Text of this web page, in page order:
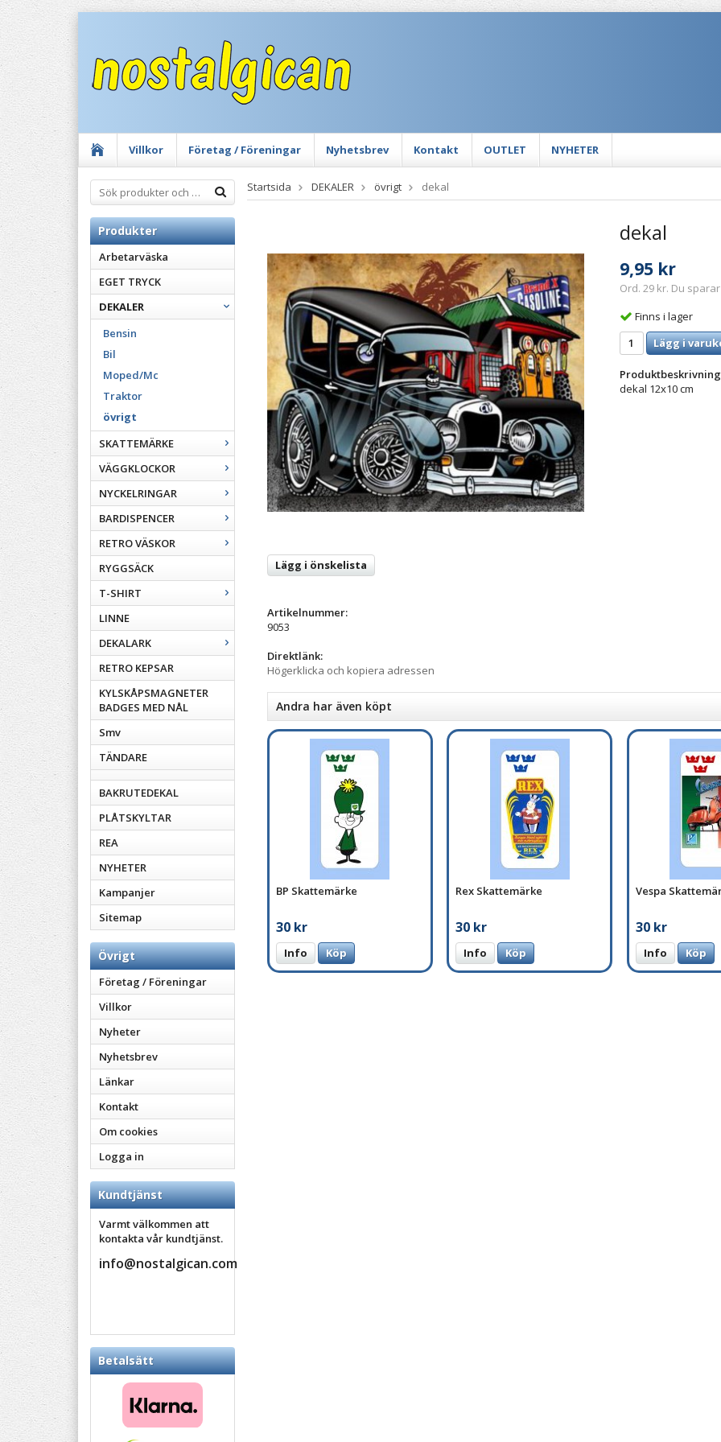
Villkor Företag / Föreningar Nyhetsbrev Kontakt OUTLET NYHETER
Produkter
Arbetarväska
EGET TRYCK
DEKALER
Bensin
Bil
Moped/Mc
Traktor
övrigt
SKATTEMÄRKE
VÄGGKLOCKOR
NYCKELRINGAR
BARDISPENCER
RETRO VÄSKOR
RYGGSÄCK
T-SHIRT
LINNE
DEKALARK
RETRO KEPSAR
KYLSKÅPSMAGNETER
BADGES MED NÅL
Smv
TÄNDARE
BAKRUTEDEKAL
PLÅTSKYLTAR
REA
NYHETER
Kampanjer
Sitemap
Övrigt
Företag / Föreningar
Villkor
Nyheter
Nyhetsbrev
Länkar
Kontakt
Om cookies
Logga in
Kundtjänst
Varmt välkommen att
kontakta vår kundtjänst.
info@nostalgican.com
Betalsätt
Startsida DEKALER övrigt dekal
dekal
9,95 kr
Ord. 29 kr. Du sparar
Finns i lager
Lägg i
dekal 12x10 cm
Lägg i önskelista
Artikelnummer:
9053
Direktlänk:
Högerklicka och kopiera adressen
Andra har även köpt
BP Skattemärke
30 kr
Info Köp
Rex Skattemärke
30 kr
Info Köp
Vespa
30 kr
Info Köp